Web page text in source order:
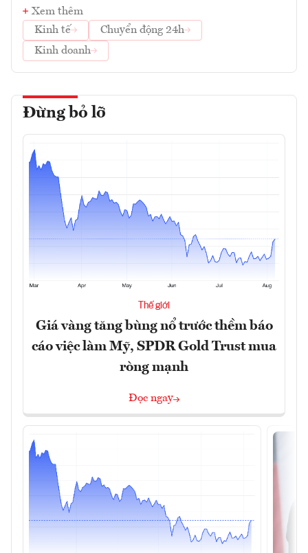
Xem thêm
Kinh tế
Chuyển động 24h
Kinh doanh
Đừng bỏ lỡ
Thế giới
Giá vàng tăng bùng nổ trước thềm báo
cáo việc làm Mỹ, SPDR Gold Trust mua
ròng mạnh
Đọc ngay